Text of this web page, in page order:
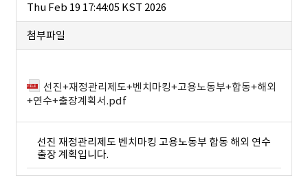
Thu Feb 19 17:44:05 KST 2026
첨부파일
선진+재정관리제도+벤치마킹+고용노동부+합동+해외
+연수+출장계획서.pdf
선진 재정관리제도 벤치마킹 고용노동부 합동 해외 연수
출장 계획입니다.